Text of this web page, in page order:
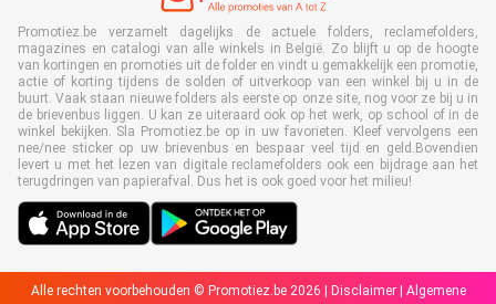
Promotiez.be verzamelt dagelijks de actuele folders, reclamefolders,
magazines en catalogi van alle winkels in België. Zo blijft u op de hoogte
van kortingen en promoties uit de folder en vindt u gemakkelijk een promotie,
actie of korting tijdens de solden of uitverkoop van een winkel bij u in de
buurt. Vaak staan nieuwe folders als eerste op onze site, nog voor ze bij u in
de brievenbus liggen. U kan ze uiteraard ook op het werk, op school of in de
winkel bekijken. Sla Promotiez.be op in uw favorieten. Kleef vervolgens een
nee/nee sticker op uw brievenbus en bespaar veel tijd en geld.Bovendien
levert u met het lezen van digitale reclamefolders ook een bijdrage aan het
terugdringen van papierafval. Dus het is ook goed voor het milieu!
Alle rechten voorbehouden © Promotiez.be 2026 | Disclaimer| Algemene